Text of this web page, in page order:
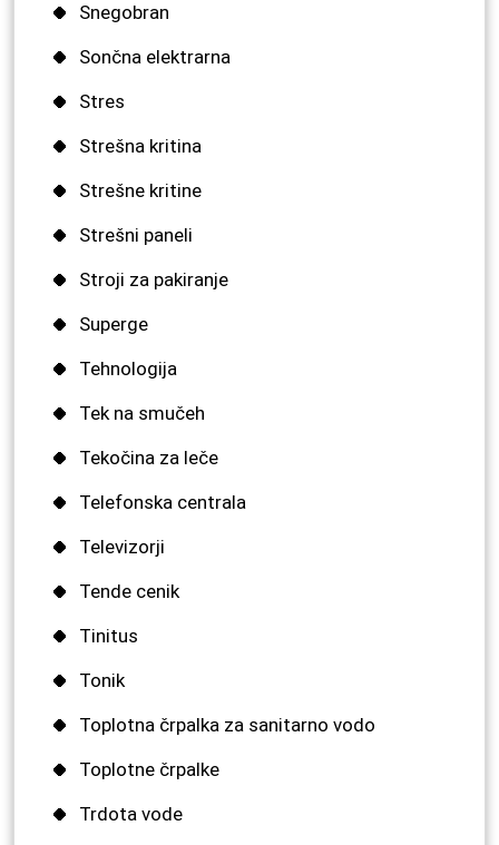
Snegobran
Sončna elektrarna
Stres
Strešna kritina
Strešne kritine
Strešni paneli
Stroji za pakiranje
Superge
Tehnologija
Tek na smučeh
Tekočina za leče
Telefonska centrala
Televizorji
Tende cenik
Tinitus
Tonik
Toplotna črpalka za sanitarno vodo
Toplotne črpalke
Trdota vode